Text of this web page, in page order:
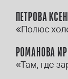
ПЕТРОВА
«Полюс
РОМАНОВА
«Там, где